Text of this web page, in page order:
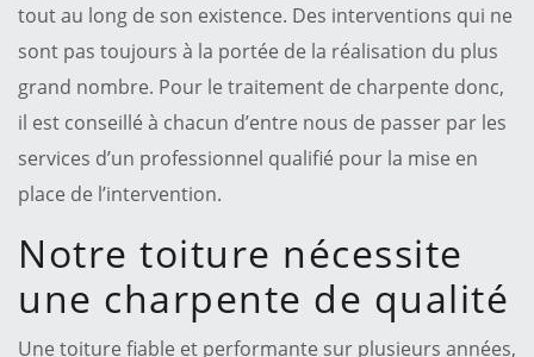
tout au long de son existence. Des interventions qui ne
sont pas toujours à la portée de la réalisation du plus
grand nombre. Pour le traitement de charpente donc,
il est conseillé à chacun d’entre nous de passer par les
services d’un professionnel qualifié pour la mise en
place de l’intervention.
Notre toiture nécessite
une charpente de qualité
Une toiture fiable et performante sur plusieurs années,